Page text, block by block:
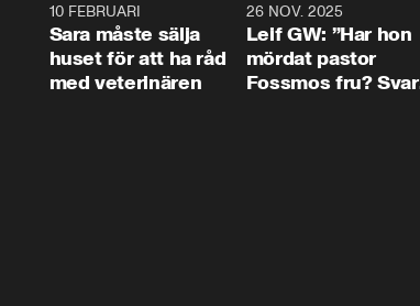
10 FEBRUARI
Sara måste sälja
huset för att ha råd
med veterinären
26 NOV. 2025
Leif GW: ”Har hon
mördat pastor
Fossmos fru? Svar